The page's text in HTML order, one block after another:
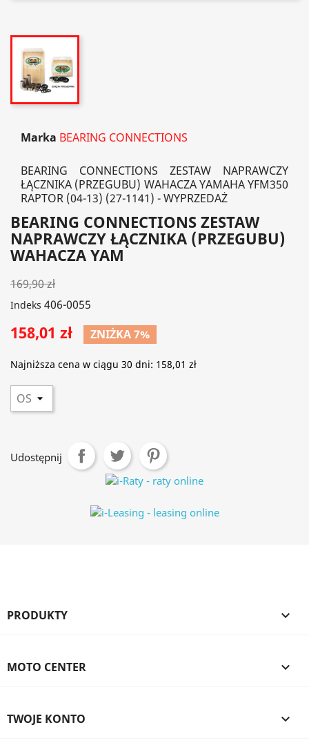
Marka BEARING CONNECTIONS
BEARING CONNECTIONS ZESTAW NAPRAWCZY
ŁĄCZNIKA (PRZEGUBU) WAHACZA YAMAHA YFM350
RAPTOR (04-13) (27-1141) - WYPRZEDAŻ
BEARING CONNECTIONS ZESTAW
NAPRAWCZY ŁĄCZNIKA (PRZEGUBU)
WAHACZA YAM
169,90 zł
Indeks 406-0055
158,01 zł ZNIŻKA 7%
Najniższa cena w ciągu 30 dni: 158,01 zł
Udostępnij
PRODUKTY 
MOTO CENTER 
TWOJE KONTO 